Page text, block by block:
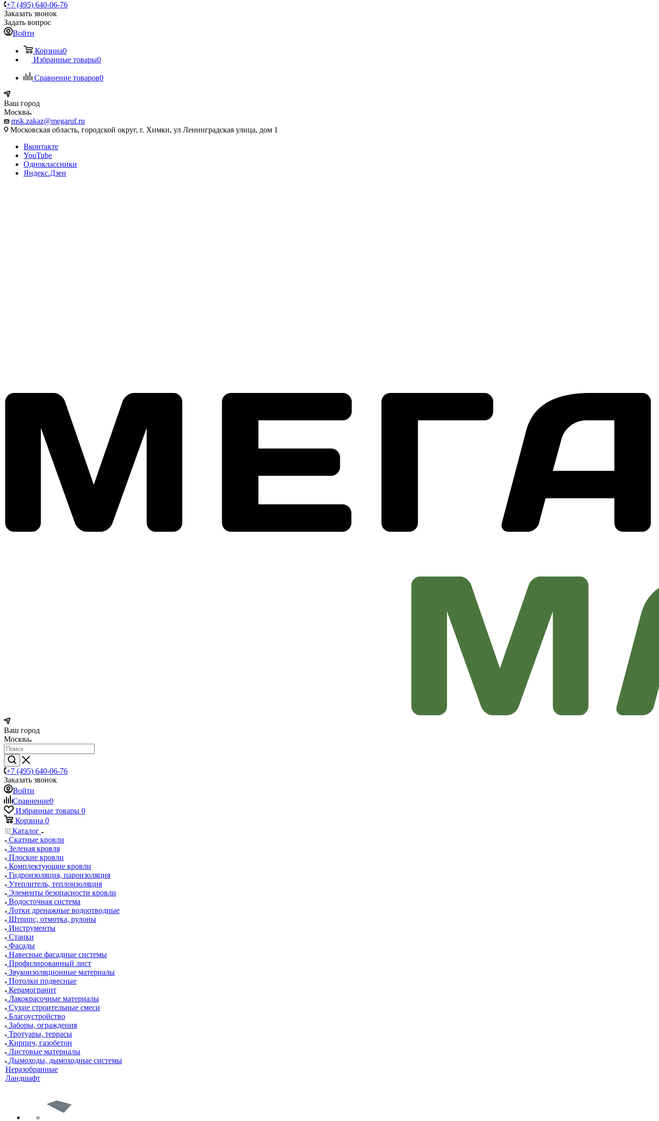
+7 (495) 640-06-76
Заказать звонок
Задать вопрос
Войти
Корзина0
Избранные товары0
Сравнение товаров0
Ваш город
Москва
msk.zakaz@megaruf.ru
Московская область, городской округ, г. Химки, ул Ленинградская улица, дом 1
Вконтакте
YouTube
Одноклассники
Яндекс.Дзен
Ваш город
Москва
+7 (495) 640-06-76
Заказать звонок
Войти
Сравнение0
Избранные товары 0
Корзина 0
Каталог
Скатные кровли
Зеленая кровля
Плоские кровли
Комплектующие кровли
Гидроизоляция, пароизоляция
Утеплитель, теплоизоляция
Элементы безопасности кровли
Водосточная система
Лотки дренажные водоотводные
Штрипс, отмотка, рулоны
Инструменты
Станки
Фасады
Навесные фасадные системы
Профилированный лист
Звукоизоляционные материалы
Потолки подвесные
Керамогранит
Лакокрасочные материалы
Сухие строительные смеси
Благоустройство
Заборы, ограждения
Тротуары, террасы
Кирпич, газобетон
Листовые материалы
Дымоходы, дымоходные системы
Неразобранные
Ландшафт